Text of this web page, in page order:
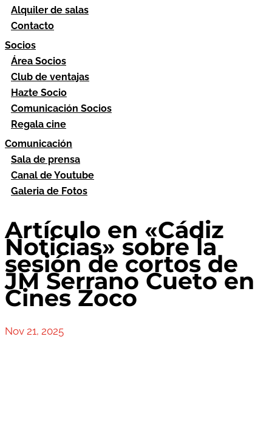
Alquiler de salas
Contacto
Socios
Área Socios
Club de ventajas
Hazte Socio
Comunicación Socios
Regala cine
Comunicación
Sala de prensa
Canal de Youtube
Galeria de Fotos
Artículo en «Cádiz
Noticias» sobre la
sesión de cortos de
JM Serrano Cueto en
Cines Zoco
Nov 21, 2025